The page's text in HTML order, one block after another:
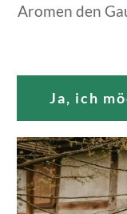
Aromen den
Ja, ich